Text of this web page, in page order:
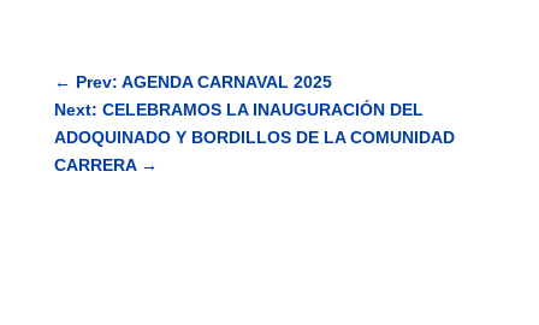
← Prev: AGENDA CARNAVAL 2025
Next: CELEBRAMOS LA INAUGURACIÓN DEL
ADOQUINADO Y BORDILLOS DE LA COMUNIDAD
CARRERA→